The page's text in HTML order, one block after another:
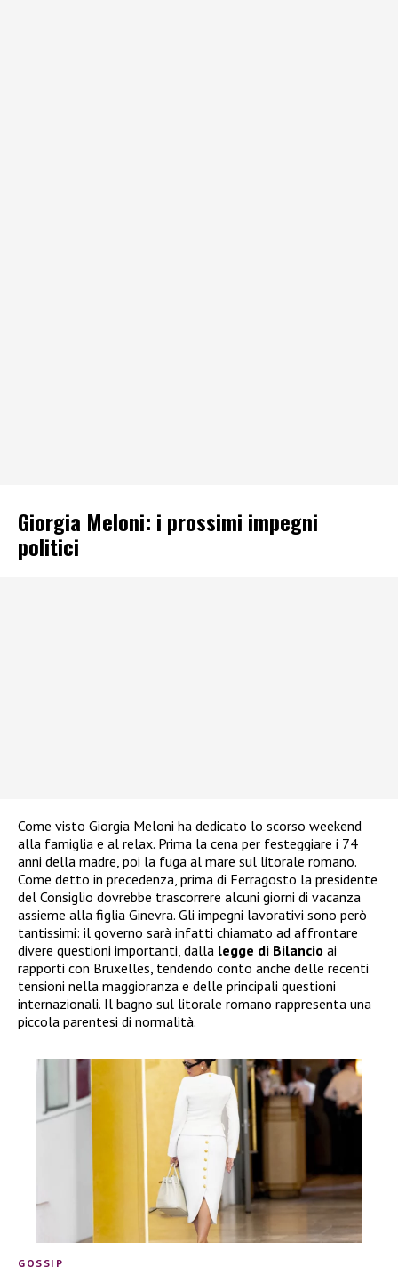
Giorgia Meloni: i prossimi impegni
politici
Come visto Giorgia Meloni ha dedicato lo scorso weekend
alla famiglia e al relax. Prima la cena per festeggiare i 74
anni della madre, poi la fuga al mare sul litorale romano.
Come detto in precedenza, prima di Ferragosto la presidente
del Consiglio dovrebbe trascorrere alcuni giorni di vacanza
assieme alla figlia Ginevra. Gli impegni lavorativi sono però
tantissimi: il governo sarà infatti chiamato ad affrontare
divere questioni importanti, dalla legge di Bilancio ai
rapporti con Bruxelles, tendendo conto anche delle recenti
tensioni nella maggioranza e delle principali questioni
internazionali. Il bagno sul litorale romano rappresenta una
piccola parentesi di normalità.
GOSSIP